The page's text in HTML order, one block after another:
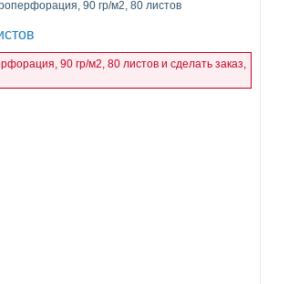
90 гр/м2, 80 листов
90 гр/м2, 80 листов и сделать заказ,